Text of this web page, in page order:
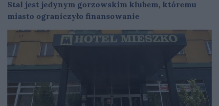
Stal jest jedynym gorzowskim klubem, któremu
miasto ograniczyło finansowanie